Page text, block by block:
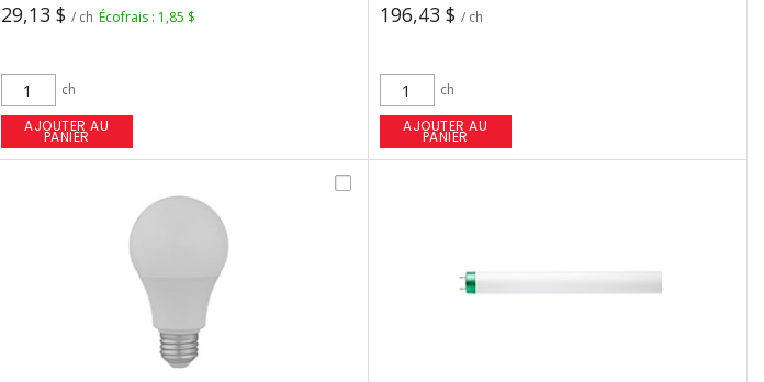
29,13 $ / ch Écofrais : 1,85 $
ch
AJOUTER AU
PANIER
196,43 $ / ch
ch
AJOUTER AU
PANIER